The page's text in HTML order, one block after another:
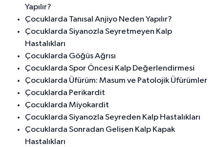
Yapılır?
Çocuklarda Tanısal Anjiyo Neden Yapılır?
Çocuklarda Siyanozla Seyretmeyen Kalp
Hastalıkları
Çocuklarda Göğüs Ağrısı
Çocuklarda Spor Öncesi Kalp Değerlendirmesi
Çocuklarda Üfürüm: Masum ve Patolojik Üfürümler
Çocuklarda Perikardit
Çocuklarda Miyokardit
Çocuklarda Siyanozla Seyreden Kalp Hastalıkları
Çocuklarda Sonradan Gelişen Kalp Kapak
Hastalıkları